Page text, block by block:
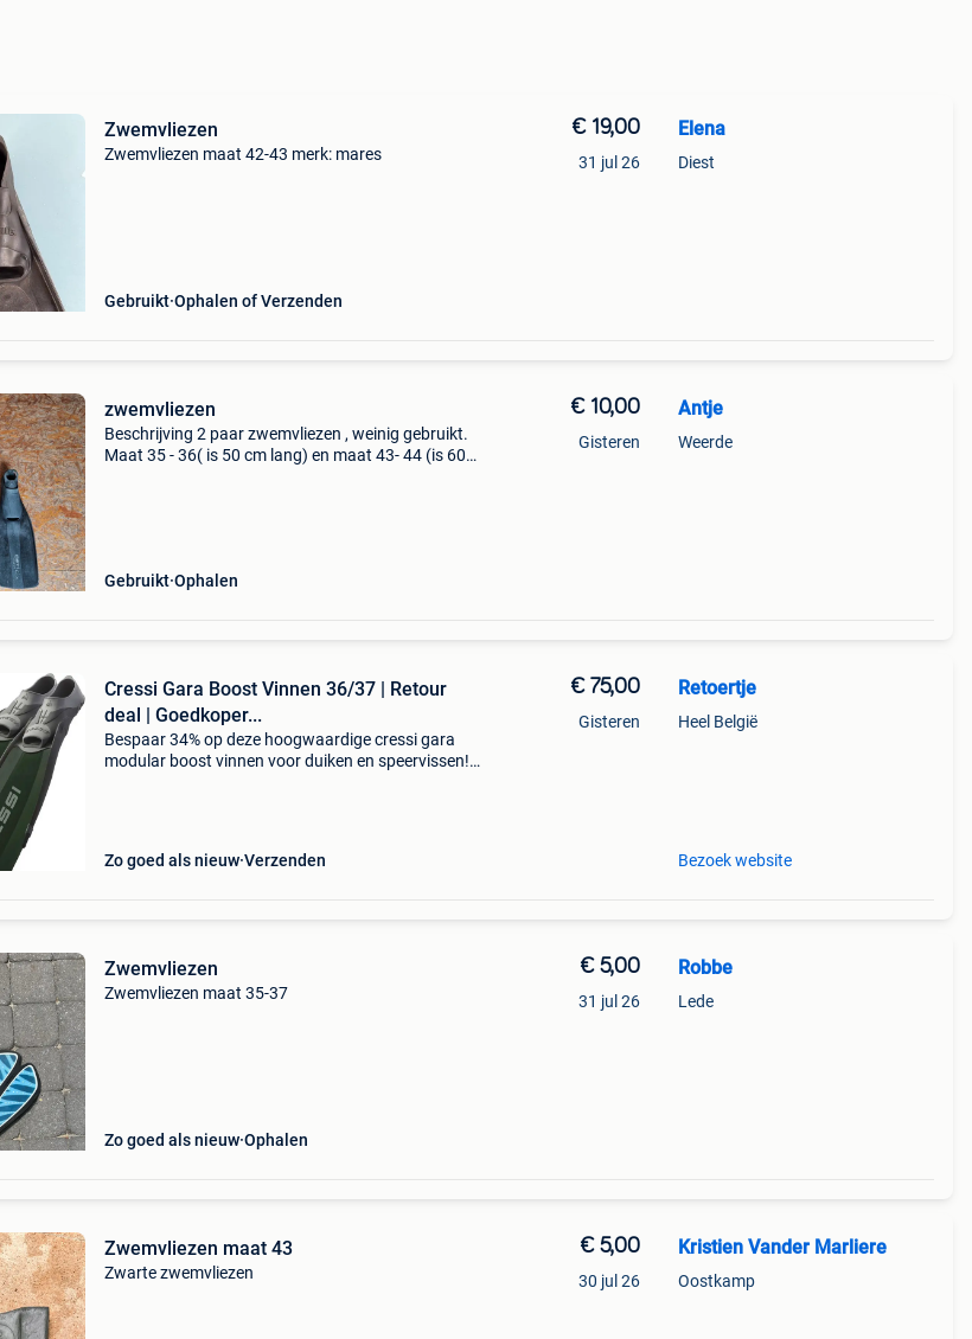
Zwemvliezen
Zwemvliezen maat 42-43 merk: mares
Gebruikt Ophalen of Verzenden
€ 19,00
31 jul 26
Elena
Diest
zwemvliezen
Beschrijving 2 paar zwemvliezen , weinig gebruikt.
Maat 35 - 36( is 50 cm lang) en maat 43- 44 (is 60
Gebruikt Ophalen
€ 10,00
Gisteren
Antje
Weerde
Cressi Gara Boost Vinnen 36/37 | Retour
deal | Goedkoper...
Bespaar 34% op deze hoogwaardige cressi gara
modular boost vinnen voor duiken en speervissen!
Zo goed als nieuw Verzenden
€ 75,00
Gisteren
Retoertje
Heel België
Bezoek website
Zwemvliezen
Zwemvliezen maat 35-37
Zo goed als nieuw Ophalen
€ 5,00
31 jul 26
Robbe
Lede
Zwemvliezen maat 43
Zwarte zwemvliezen
€ 5,00
30 jul 26
Kristien Vander Marliere
Oostkamp